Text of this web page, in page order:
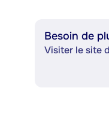
Besoin de
Visiter le site